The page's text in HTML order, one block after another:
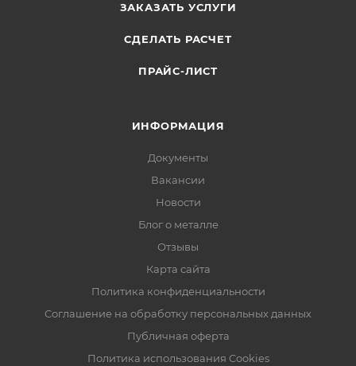
ЗАКАЗАТЬ УСЛУГИ
СДЕЛАТЬ РАСЧЕТ
ПРАЙС-ЛИСТ
ИНФОРМАЦИЯ
Документы
Вакансии
Новости
Блог о металле
Отзывы
Карта сайта
Политика конфиденциальности
Соглашение на обработку персональных данных
Публичная оферта
Политика использования Cookies